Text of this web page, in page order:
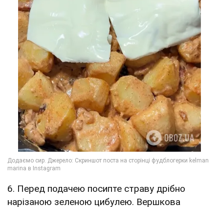
6. Перед подачею посипте страву дрібно
нарізаною зеленою цибулею. Вершкова